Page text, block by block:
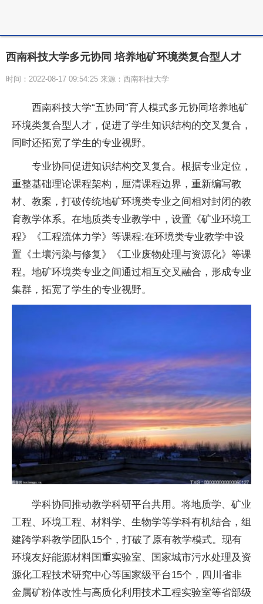
西南科技大学多元协同 培养地矿环境类复合型人才
时间：2022-08-17 09:54:25 来源：西南科技大学
西南科技大学“五协同”育人模式多元协同培养地矿
环境类复合型人才，促进了学生知识结构的交叉复合，
同时还拓宽了学生的专业视野。
专业协同促进知识结构交叉复合。根据专业定位，
重整基础理论课程架构，厘清课程边界，重新编写教
材、教案，打破传统地矿环境类专业之间相对封闭的教
育教学体系。在地质类专业教学中，设置《矿业环境工
程》《工程流体力学》等课程;在环境类专业教学中设
置《土壤污染与修复》《工业废物处理与资源化》等课
程。地矿环境类专业之间通过相互交叉融合，形成专业
集群，拓宽了学生的专业视野。
学科协同推动教学科研平台共用。将地质学、矿业
工程、环境工程、材料学、生物学等学科有机结合，组
建跨学科教学团队15个，打破了原有教学模式。现有
环境友好能源材料国重实验室、
国家城市污水处理及资
源化工程技术研究中心等国家级平台15个，四川省非
金属矿粉体改性与高质化利用技术工程实验室等省部级